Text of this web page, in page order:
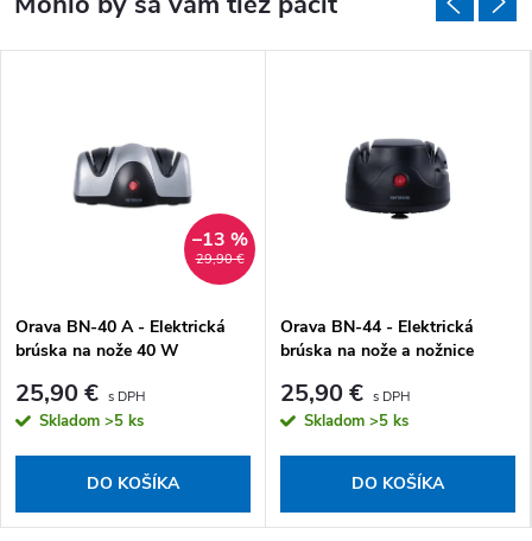
29,90 €
–13 %
Orava BN-40 A - Elektrická
brúska na nože 40 W
25,90 €
Skladom >5 ks
DO KOŠÍKA
Orava BN-44 - Elektrická
brúska na nože a nožnice
25,90 €
Skladom >5 ks
DO KOŠÍKA